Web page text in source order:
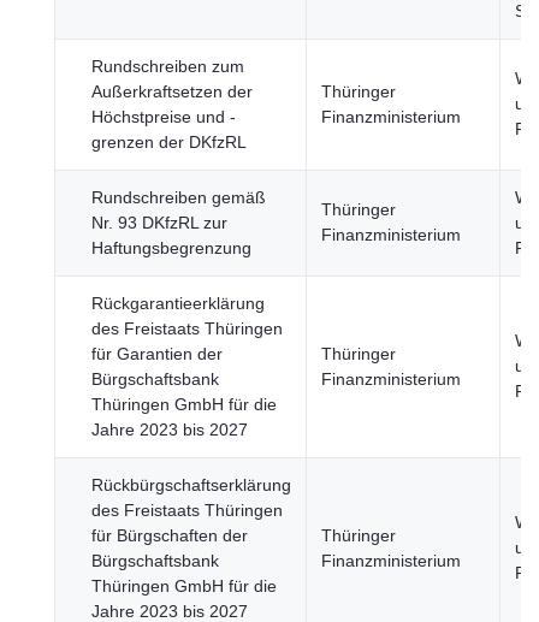
Rundschreiben zum
Außerkraftsetzen der
Höchstpreise und -
grenzen der DKfzRL
Thüringer
Finanzministerium
Rundschreiben gemäß
Nr. 93 DKfzRL zur
Haftungsbegrenzung
Thüringer
Finanzministerium
Rückgarantieerklärung
des Freistaats Thüringen
für Garantien der
Bürgschaftsbank
Thüringen GmbH für die
Jahre 2023 bis 2027
Thüringer
Finanzministerium
Rückbürgschaftserklärung
des Freistaats Thüringen
für Bürgschaften der
Bürgschaftsbank
Thüringen GmbH für die
Jahre 2023 bis 2027
Thüringer
Finanzministerium